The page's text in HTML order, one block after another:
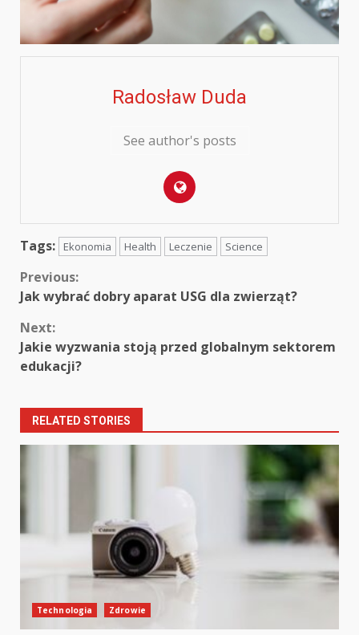
Radosław Duda
See author's posts
Tags: Ekonomia Health Leczenie Science
Continue
Reading
Previous:
Jak wybrać dobry aparat USG dla zwierząt?
Next:
Jakie wyzwania stoją przed globalnym sektorem
edukacji?
RELATED STORIES
Technologia Zdrowie